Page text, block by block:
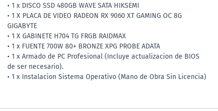
• 1 x DISCO SSD 480GB WAVE SATA HIKSEMI
• 1 X PLACA DE VIDEO RADEON RX 9060 XT GAMING OC 8G
GIGABYTE
• 1 X GABINETE H704 TG FRGB RAIDMAX
• 1 x FUENTE 700W 80+ BRONZE XPG PROBE ADATA
• 1 x Armado de PC Profesional (Incluye actualizacion de BIOS
de ser necesario).
• 1 x Instalacion Sistema Operativo (Mano de Obra Sin Licencia)